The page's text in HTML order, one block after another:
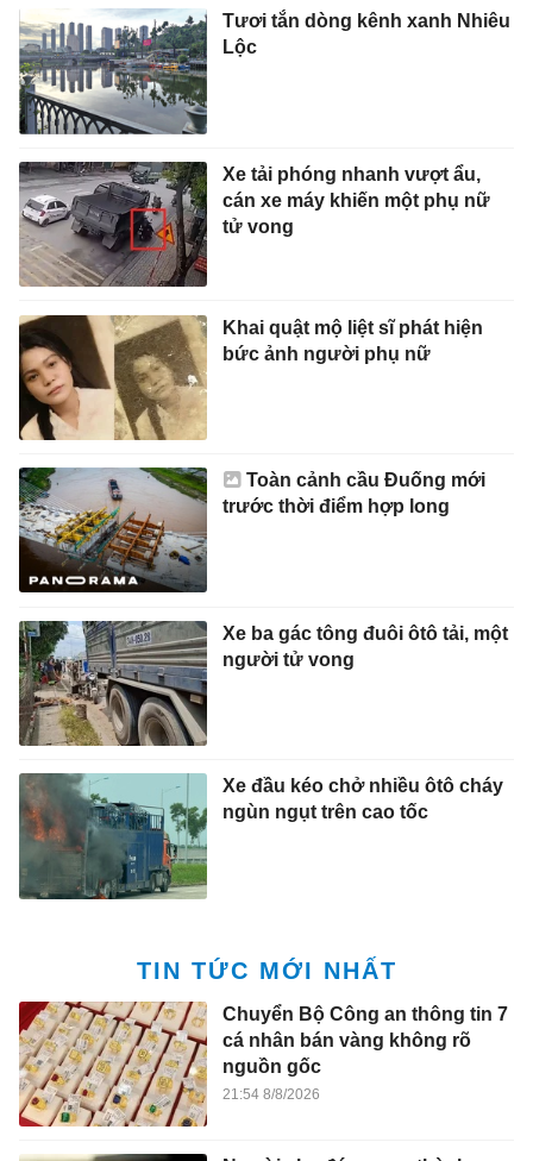
Tươi tắn dòng kênh xanh Nhiêu
Lộc
Xe tải phóng nhanh vượt ẩu,
cán xe máy khiến một phụ nữ
tử vong
Khai quật mộ liệt sĩ phát hiện
bức ảnh người phụ nữ
Toàn cảnh cầu Đuống mới
trước thời điểm hợp long
Xe ba gác tông đuôi ôtô tải, một
người tử vong
Xe đầu kéo chở nhiều ôtô cháy
ngùn ngụt trên cao tốc
TIN TỨC MỚI NHẤT
Chuyển Bộ Công an thông tin 7
cá nhân bán vàng không rõ
nguồn gốc
21:54 8/8/2026